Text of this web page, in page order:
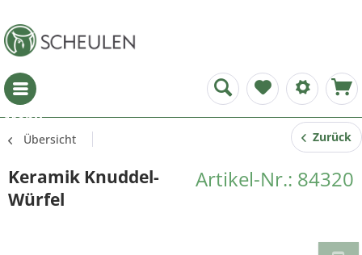
Menü
Übersicht Zurück
Artikel-Nr.: 84320
Keramik Knuddel-
Würfel